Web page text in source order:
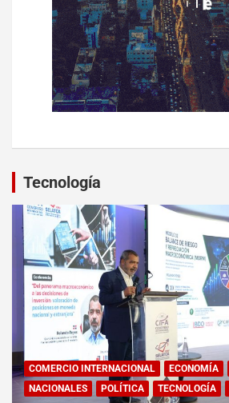
Tecnología
COMERCIO INTERNACIONAL ECONOMÍA
NACIONALES
POLÍTICA TECNOLOGÍA